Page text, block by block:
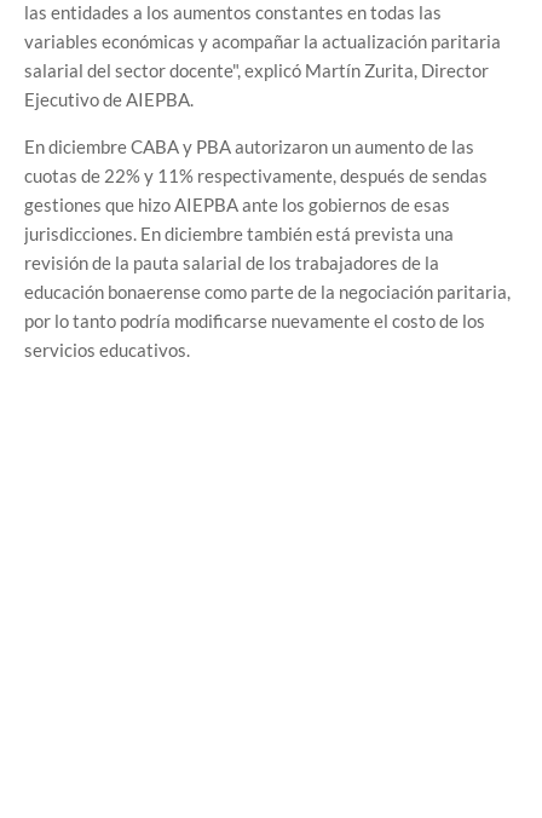
las entidades a los aumentos constantes en todas las
variables económicas y acompañar la actualización paritaria
salarial del sector docente", explicó Martín Zurita, Director
Ejecutivo de AIEPBA.
En diciembre CABA y PBA autorizaron un aumento de las
cuotas de 22% y 11% respectivamente, después de sendas
gestiones que hizo AIEPBA ante los gobiernos de esas
jurisdicciones. En diciembre también está prevista una
revisión de la pauta salarial de los trabajadores de la
educación bonaerense como parte de la negociación paritaria,
por lo tanto podría modificarse nuevamente el costo de los
servicios educativos.